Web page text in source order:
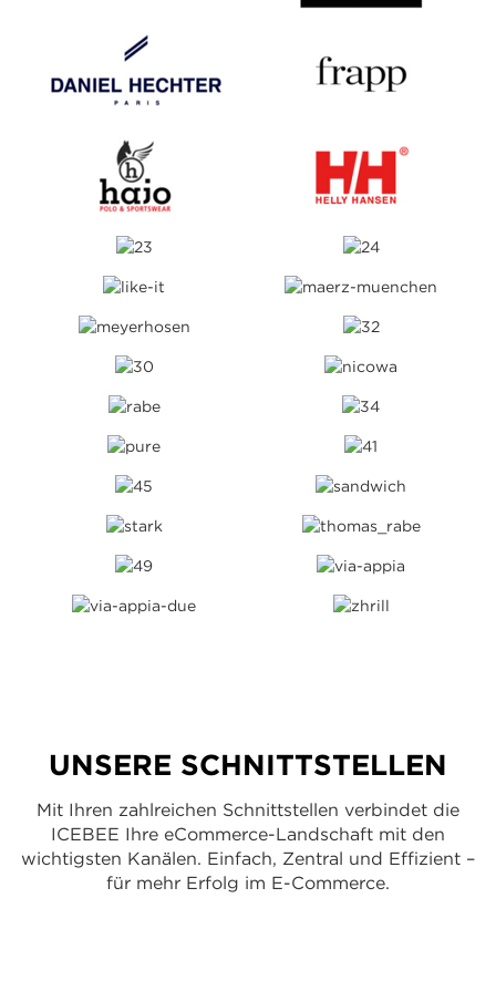
UNSERE SCHNITTSTELLEN
Mit Ihren zahlreichen Schnittstellen verbindet die
ICEBEE Ihre eCommerce-Landschaft mit den
wichtigsten Kanälen. Einfach, Zentral und Effizient –
für mehr Erfolg im E-Commerce.